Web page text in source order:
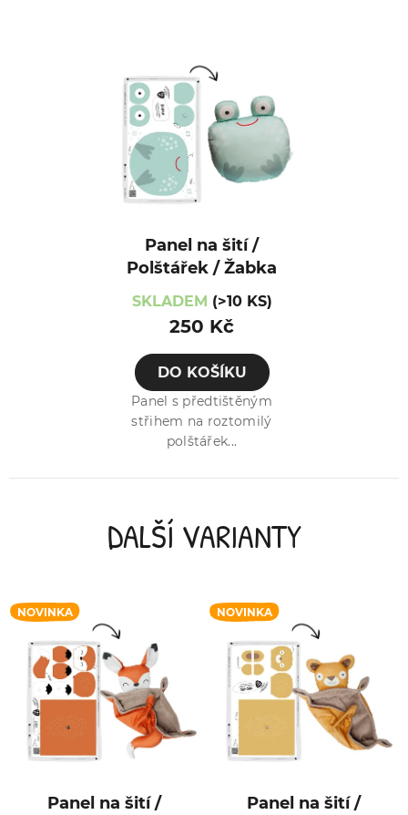
Panel na šití /
Polštářek / Žabka
SKLADEM (>10 KS)
250 Kč
DO KOŠÍKU
Panel s předtištěným
střihem na roztomilý
polštářek...
DALŠÍ VARIANTY
NOVINKA
Panel na šití /
NOVINKA
Panel na šití /